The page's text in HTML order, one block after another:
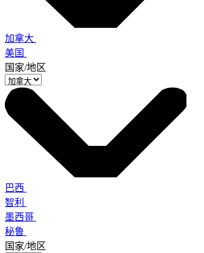
加拿大
美国
国家/地区
巴西
智利
墨西哥
秘鲁
国家/地区